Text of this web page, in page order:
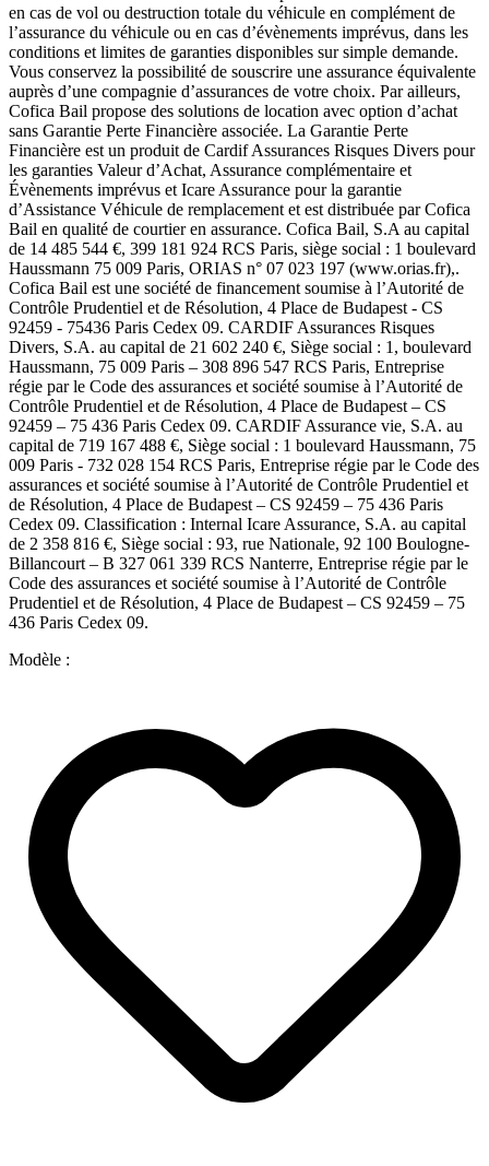
en cas de vol ou destruction totale du véhicule en complément de
l’assurance du véhicule ou en cas d’évènements imprévus, dans les
conditions et limites de garanties disponibles sur simple demande.
Vous conservez la possibilité de souscrire une assurance équivalente
auprès d’une compagnie d’assurances de votre choix. Par ailleurs,
Cofica Bail propose des solutions de location avec option d’achat
sans Garantie Perte Financière associée. La Garantie Perte
Financière est un produit de Cardif Assurances Risques Divers pour
les garanties Valeur d’Achat, Assurance complémentaire et
Évènements imprévus et Icare Assurance pour la garantie
d’Assistance Véhicule de remplacement et est distribuée par Cofica
Bail en qualité de courtier en assurance. Cofica Bail, S.A au capital
de 14 485 544 €, 399 181 924 RCS Paris, siège social : 1 boulevard
Haussmann 75 009 Paris, ORIAS n° 07 023 197 (www.orias.fr),.
Cofica Bail est une société de financement soumise à l’Autorité de
Contrôle Prudentiel et de Résolution, 4 Place de Budapest - CS
92459 - 75436 Paris Cedex 09. CARDIF Assurances Risques
Divers, S.A. au capital de 21 602 240 €, Siège social : 1, boulevard
Haussmann, 75 009 Paris – 308 896 547 RCS Paris, Entreprise
régie par le Code des assurances et société soumise à l’Autorité de
Contrôle Prudentiel et de Résolution, 4 Place de Budapest – CS
92459 – 75 436 Paris Cedex 09. CARDIF Assurance vie, S.A. au
capital de 719 167 488 €, Siège social : 1 boulevard Haussmann, 75
009 Paris - 732 028 154 RCS Paris, Entreprise régie par le Code des
assurances et société soumise à l’Autorité de Contrôle Prudentiel et
de Résolution, 4 Place de Budapest – CS 92459 – 75 436 Paris
Cedex 09. Classification : Internal Icare Assurance, S.A. au capital
de 2 358 816 €, Siège social : 93, rue Nationale, 92 100 Boulogne-
Billancourt – B 327 061 339 RCS Nanterre, Entreprise régie par le
Code des assurances et société soumise à l’Autorité de Contrôle
Prudentiel et de Résolution, 4 Place de Budapest – CS 92459 – 75
436 Paris Cedex 09.
Modèle :